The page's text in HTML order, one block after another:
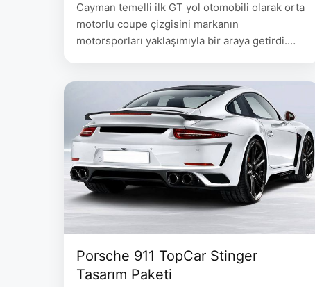
Cayman temelli ilk GT yol otomobili olarak orta
motorlu coupe çizgisini markanın
motorsporları yaklaşımıyla bir araya getirdi.
özellikleri başlığı altında listeliyor. Otomobilin
dünya tanıtımı ise 4 Şubat 2015 tarihli Porsche
duyurusuyla yapıldı ve ilk kez Mart 2015
başındaki …
Porsche 911 TopCar Stinger
Tasarım Paketi